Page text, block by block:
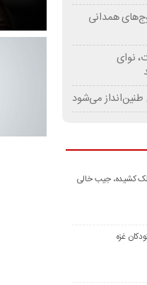
همدانی
نوای
می‌شود
کشیده، جیب خالی
غزه